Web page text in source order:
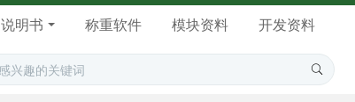
说明书 称重软件 模块资料 开发资料